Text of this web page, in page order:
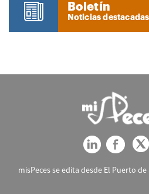
Boletín
Noticias
misPeces se edita desde El Puerto de